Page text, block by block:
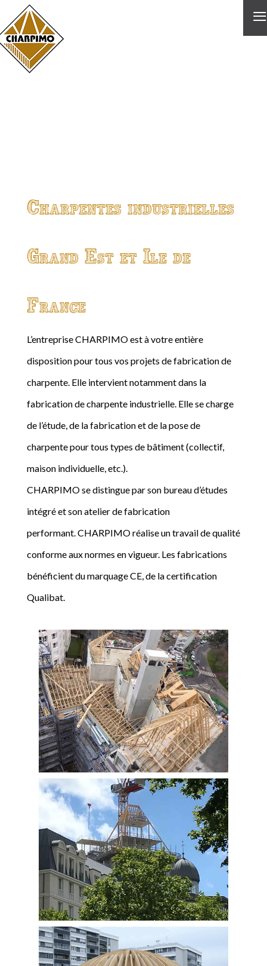
≡
Charpentes industrielles
Grand Est et Ile de
France
L’entreprise CHARPIMO est à votre entière
disposition pour tous vos projets de fabrication de
charpente. Elle intervient notamment dans la
fabrication de charpente industrielle. Elle se charge
de l’étude, de la fabrication et de la pose de
charpente pour tous types de bâtiment (collectif,
maison individuelle, etc.).
CHARPIMO se distingue par son bureau d’études
intégré et son atelier de fabrication
performant. CHARPIMO réalise un travail de qualité
conforme aux normes en vigueur. Les fabrications
bénéficient du marquage CE, de la certification
Qualibat.